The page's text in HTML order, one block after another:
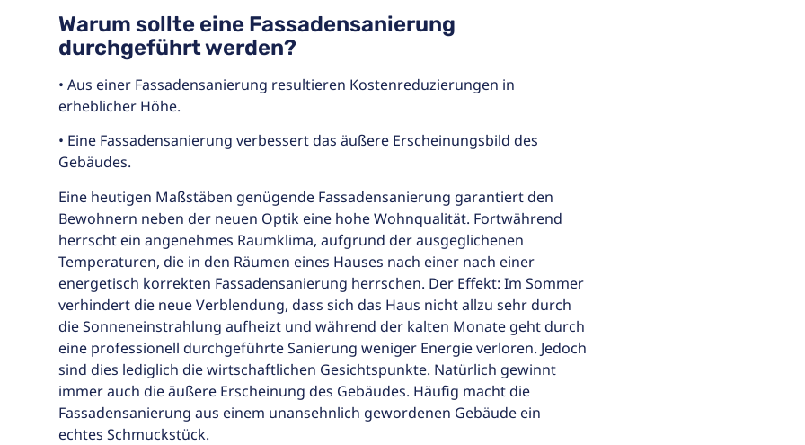
Warum sollte eine Fassadensanierung
durchgeführt werden?
• Aus einer Fassadensanierung resultieren Kostenreduzierungen in
erheblicher Höhe.
• Eine Fassadensanierung verbessert das äußere Erscheinungsbild des
Gebäudes.
Eine heutigen Maßstäben genügende Fassadensanierung garantiert den
Bewohnern neben der neuen Optik eine hohe Wohnqualität. Fortwährend
herrscht ein angenehmes Raumklima, aufgrund der ausgeglichenen
Temperaturen, die in den Räumen eines Hauses nach einer nach einer
energetisch korrekten Fassadensanierung herrschen. Der Effekt: Im Sommer
verhindert die neue Verblendung, dass sich das Haus nicht allzu sehr durch
die Sonneneinstrahlung aufheizt und während der kalten Monate geht durch
eine professionell durchgeführte Sanierung weniger Energie verloren. Jedoch
sind dies lediglich die wirtschaftlichen Gesichtspunkte. Natürlich gewinnt
immer auch die äußere Erscheinung des Gebäudes. Häufig macht die
Fassadensanierung aus einem unansehnlich gewordenen Gebäude ein
echtes Schmuckstück.